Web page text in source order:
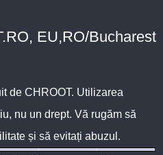
EU,RO/Bucharest
de CHROOT. Utilizarea
nu un drept. Vă rugăm să
și să evitați abuzul.